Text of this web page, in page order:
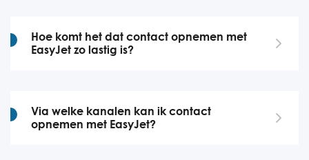
Hoe komt het dat contact opnemen met
EasyJet zo lastig is?
Via welke kanalen kan ik contact
opnemen met EasyJet?